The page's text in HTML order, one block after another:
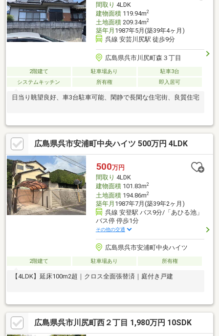
間取り 4LDK
建物面積119.94m2
土地面積209.34m2
築年月 1987年5月(築39年4ヶ月)
呉線 安芸川尻駅 徒歩9分
広島県呉市川尻町森３丁目
2階建て 駐車場あり
駐車3台
システムキッチン
所有権 即入居可
日当り眺望良好、車3台駐車可能、閑静で長閑な住宅街、良質住宅
広島県呉市安浦町中央ハイツ 500万円 4LDK
500万円
間取り 4LDK
建物面積101.83m2
土地面積194.86m2
築年月 1987年7月(築39年2ヶ月)
呉線 安登駅 バス9分/「あひる池」
バス停 停歩1分
その他の交通
広島県呉市安浦町中央ハイツ
2階建て 駐車場あり 所有権
【4LDK】延床100m2超｜クロス全面張替済｜庭付き戸建
広島県呉市川尻町西２丁目 1,980万円 10SDK